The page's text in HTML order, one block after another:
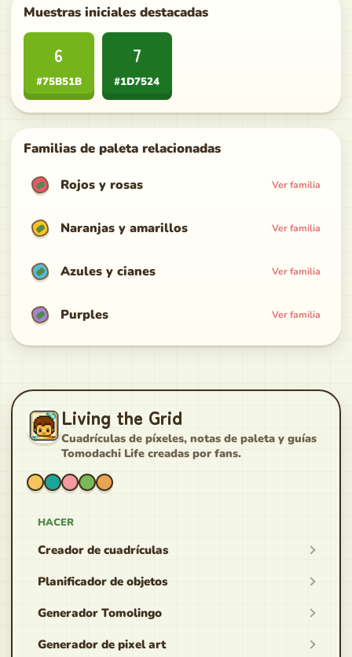
Muestras iniciales destacadas
6
#75B51B
7
#1D7524
Familias de paleta relacionadas
Rojos y rosas Ver familia
Naranjas y amarillos Ver familia
Azules y cianes Ver familia
Purples Ver familia
Living the Grid
Cuadrículas de píxeles, notas de paleta y guías
Tomodachi Life creadas por fans.
HACER
Creador de cuadrículas
Planificador de objetos
Generador Tomolingo
Generador de pixel art